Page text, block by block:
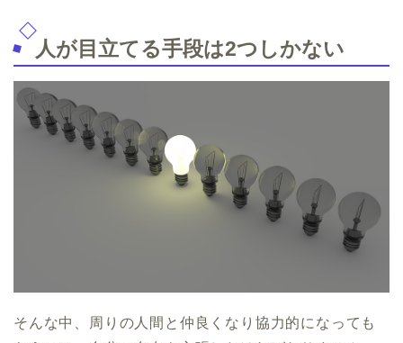
人が目立てる手段は2つしかない
そんな中、周りの人間と仲良くなり協力的になっても